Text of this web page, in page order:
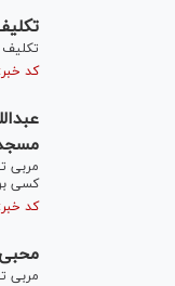
تکلیف
کد خبر: ۷۸۹۳۵۲ تاریخ انتشار : ۱۴۰۰/۱۰/۲۵
مربی
کسی
کد خبر: ۷۸۹۰۵۵ تاریخ انتشار : ۱۴۰۰/۱۰/۲۳
مربی